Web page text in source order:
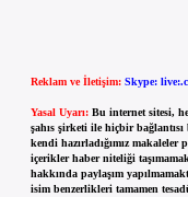
Reklam ve İletişim: Skype:
Yasal Uyarı: Bu internet sitesi,
şahıs şirketi ile hiçbir
kendi hazırladığımız makaleler
içerikler haber niteliği
hakkında paylaşım
isim benzerlikleri tamamen